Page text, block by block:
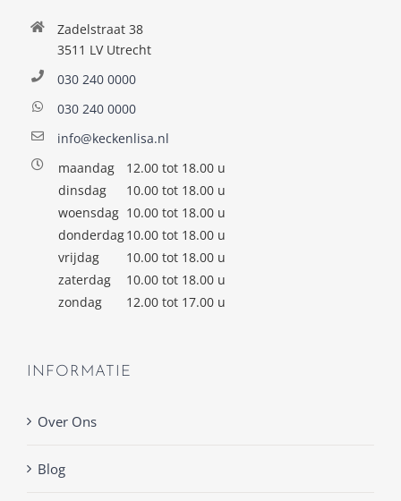
Zadelstraat 38
3511 LV Utrecht
030 240 0000
030 240 0000
info@keckenlisa.nl
maandag
12.00 tot 18.00 u
dinsdag
10.00 tot 18.00 u
woensdag 10.00 tot 18.00 u
donderdag10.00 tot 18.00 u
vrijdag
10.00 tot 18.00 u
zaterdag
10.00 tot 18.00 u
zondag
12.00 tot 17.00 u
INFORMATIE
Over Ons
Blog